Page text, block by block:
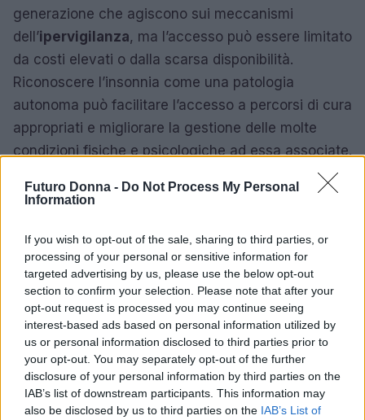
Futuro Donna - Do Not Process My Personal
Information
If you wish to opt-out of the sale, sharing to third parties, or
processing of your personal or sensitive information for
targeted advertising by us, please use the below opt-out
section to confirm your selection. Please note that after your
opt-out request is processed you may continue seeing
interest-based ads based on personal information utilized by
us or personal information disclosed to third parties prior to
your opt-out. You may separately opt-out of the further
disclosure of your personal information by third parties on the
IAB’s list of downstream participants. This information may
also be disclosed by us to third parties on the IAB’s List of
generazione che agiscono sui meccanismi
dell’ipervigilanza, ma l’accesso può essere limitato
da costi elevati o dalla scarsa disponibilità.
Riconoscere l’insonnia come una patologia
autonoma può facilitare l’accesso a percorsi di cura
appropriati e migliorare la gestione delle molte
condizioni fisiche e psicologiche ad essa associate.